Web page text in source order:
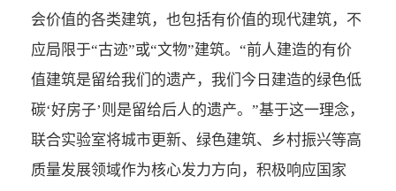
会价值的各类建筑，也包括有价值的现代建筑，不
应局限于“古迹”或“文物”建筑。“前人建造的有价
值建筑是留给我们的遗产，我们今日建造的绿色低
碳‘好房子’则是留给后人的遗产。”基于这一理念，
联合实验室将城市更新、绿色建筑、乡村振兴等高
质量发展领域作为核心发力方向，积极响应国家